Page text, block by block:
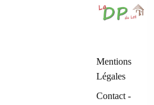
Mentions
Légales
Contact -